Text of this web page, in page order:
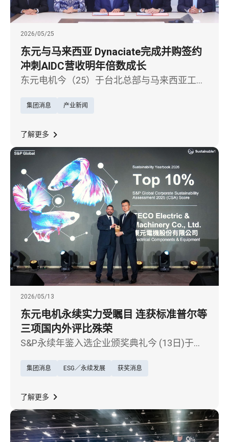
2026/05/25
东元与马来西亚 Dynaciate完成并购签约
冲刺AIDC营收明年倍数成长
东元电机今（25）于台北总部与马来西亚工程
称 Dynaciate）正式举行签约仪式，宣布双方
集团消息 产业新闻
了解更多
2026/05/13
东元电机永续实力受瞩目 连获标准普尔等
三项国内外评比殊荣
S&P永续年鉴入选企业颁奖典礼今 (13日)于台
经营的具体成果，第六度入选国际指数与评比
鉴》（The Sustainability Yearbook），并由东
元电机ESG推动办公室处长施昂廷代表受奖。
集团消息 ESG／永续发展 获奖消息
了解更多